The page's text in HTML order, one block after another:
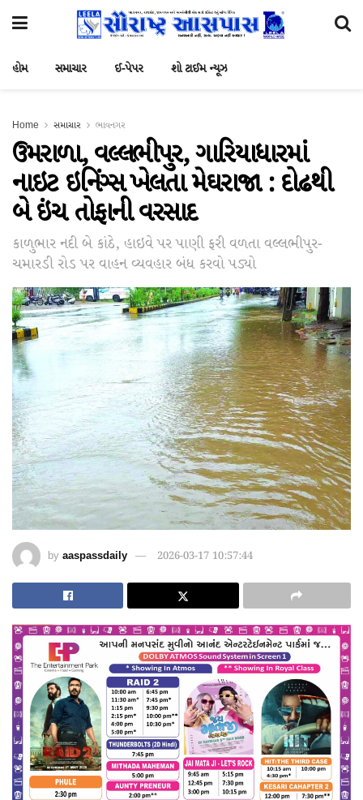
હોમ સમાચાર ઈ-પેપર શો ટાઈમ ન્યૂઝ
Home સમાચાર ભાવનગર
ઉમરાળા, વલ્લભીપુર, ગારિયાધારમાં
નાઇટ ઇનિંગ્સ ખેલતા મેઘરાજા : દોઢથી
બે ઇંચ તોફાની વરસાદ
કાળુભાર નદી બે કાંઠે, હાઇવે પર પાણી ફરી વળતા વલ્લભીપુર-
ચમારડી રોડ પર વાહન વ્યવહાર બંધ કરવો પડ્યો
by aaspassdaily 2026-03-17 10:57:44